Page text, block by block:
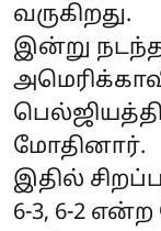
வருகிறது.
இன்று நடந்த
மோதினார்.
இதில்
6-3, 6-2